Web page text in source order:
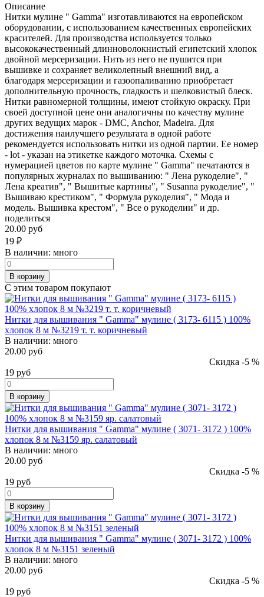
Описание
Нитки мулине " Gamma" изготавливаются на европейском
оборудовании, с использованием качественных европейских
красителей. Для производства используется только
высококачественный длинноволокнистый египетский хлопок
двойной мерсеризации. Нить из него не пушится при
вышивке и сохраняет великолепный внешний вид, а
благодаря мерсеризации и газоопаливанию приобретает
дополнительную прочность, гладкость и шелковистый блеск.
Нитки равномерной толщины, имеют стойкую окраску. При
своей доступной цене они аналогичны по качеству мулине
других ведущих марок - DMC, Anchor, Madeira. Для
достижения наилучшего результата в одной работе
рекомендуется использовать нитки из одной партии. Ее номер
- lot - указан на этикетке каждого моточка. Схемы с
нумерацией цветов по карте мулине " Gamma" печатаются в
популярных журналах по вышиванию: " Лена рукоделие", "
Лена креатив", " Вышитые картины", " Susanna рукоделие", "
Вышиваю крестиком", " Формула рукоделия", " Мода и
модель. Вышивка крестом", " Все о рукоделии" и др.
поделиться
20.00 руб
19 ₽
В наличии: много
В корзину
С этим товаром покупают
Нитки для вышивания " Gamma" мулине ( 3173- 6115 ) 100%
хлопок 8 м №3219 т. т. коричневый
В наличии: много
20.00 руб
Скидка -5 %
19 руб
В корзину
Нитки для вышивания " Gamma" мулине ( 3071- 3172 ) 100%
хлопок 8 м №3159 яр. салатовый
В наличии: много
20.00 руб
Скидка -5 %
19 руб
В корзину
Нитки для вышивания " Gamma" мулине ( 3071- 3172 ) 100%
хлопок 8 м №3151 зеленый
В наличии: много
20.00 руб
Скидка -5 %
19 руб